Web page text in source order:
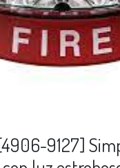
9127]